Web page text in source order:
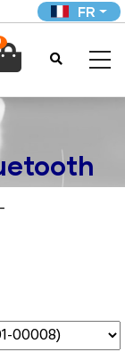
FR
-